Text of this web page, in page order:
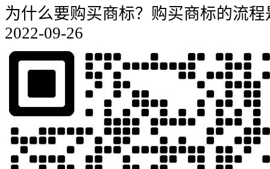
为什么要购买商标？购买商标的流
2022-09-26